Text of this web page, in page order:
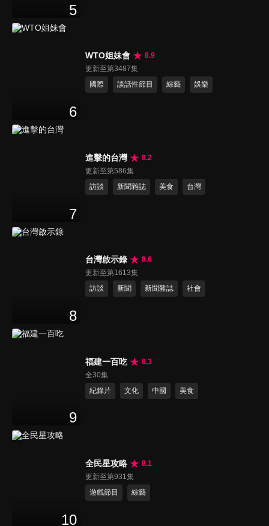
5
6
WTO姐妹會
8.9
更新至第3487集
國際
談話性節目 綜藝 娛樂
7
進擊的台灣
8.2
更新至第586集
訪談
新聞雜誌 美食 台灣
8
台灣啟示錄
8.6
更新至第1613集
訪談
新聞 新聞雜誌 社會
9
福建一百吃
8.3
全30集
紀錄片
文化 中國 美食
10
全民星攻略
8.1
更新至第931集
遊戲節目
綜藝